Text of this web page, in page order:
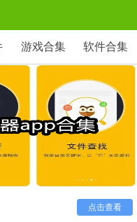
游戏合集 软件合集
点击查看
一个日常习
用户朋友们很
离线阅读的
一番！